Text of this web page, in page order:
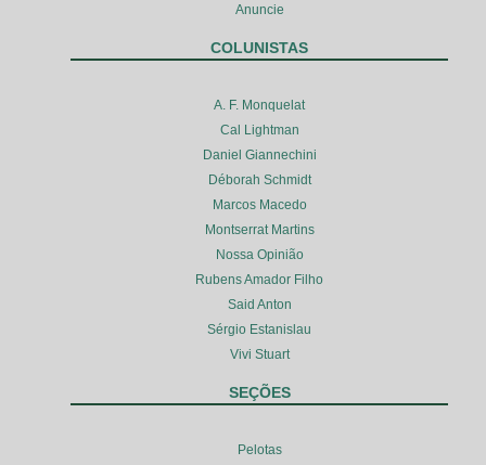
Anuncie
COLUNISTAS
A. F. Monquelat
Cal Lightman
Daniel Giannechini
Déborah Schmidt
Marcos Macedo
Montserrat Martins
Nossa Opinião
Rubens Amador Filho
Said Anton
Sérgio Estanislau
Vivi Stuart
SEÇÕES
Pelotas